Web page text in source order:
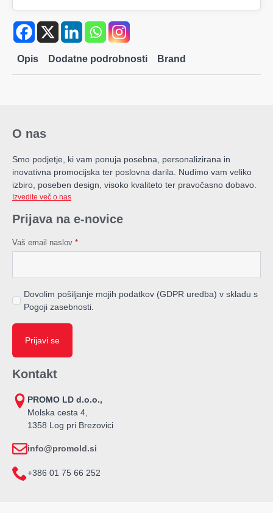
Opis Dodatne podrobnosti Brand
O nas
Smo podjetje, ki vam ponuja posebna, personalizirana in
inovativna promocijska ter poslovna darila. Nudimo vam veliko
izbiro, poseben design, visoko kvaliteto ter pravočasno dobavo.
Izvedite več o nas
Prijava na e-novice
Vaš email naslov *
Dovolim pošiljanje mojih podatkov (GDPR uredba) v skladu s
Pogoji zasebnosti.
Prijavi se
Kontakt
PROMO LD d.o.o.,
Molska cesta 4,
1358 Log pri Brezovici
info@promold.si
+386 01 75 66 252